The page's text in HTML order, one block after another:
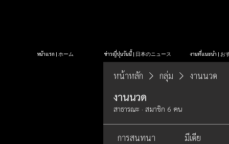
หน้าแรก | ホーム ข่าวญี่ปุ่นวันนี้ | 日本のニュース งานที่แนะนำ | お
หน้าหลัก กลุ่ม งานนวด
งานนวด
สาธารณะ · สมาชิก 6 คน
การสนทนา มีเดีย